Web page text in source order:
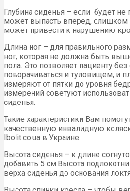
Глубина сиденья – если будет не
может выпасть вперед, слишком
может привести к нарушению
Длина ног – для правильного
ног, которая не должна быть
пола. Это позволяет пациенту без
поворачиваться и туловищем, и
измеряют от пятки до уровня
измерений советуют
сиденья.
Такие характеристики Вам
качественную инвалидную
Ibolit.co.ua в Украине.
Высота сиденья – к длине
добавить 5 см.Высота
верха сиденья до основания